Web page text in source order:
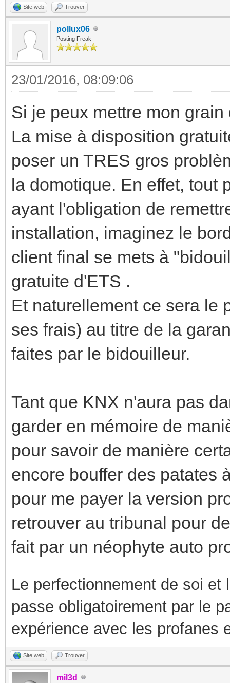
Site web Trouver
pollux06
Posting Freak
23/01/2016, 08:09:06
Si je peux mettre mon grain
La mise à disposition
poser un TRES gros
la domotique. En effet, tout
ayant l'obligation de
installation, imaginez le
client final se mets à
gratuite d'ETS .
Et naturellement ce sera le
ses frais) au titre de la
faites par le bidouilleur.
Tant que KNX n'aura pas
garder en mémoire de
pour savoir de manière
encore bouffer des patates
pour me payer la version
retrouver au tribunal pour
fait par un néophyte auto
Le perfectionnement de soi
passe obligatoirement par le
expérience avec les profanes
Site web Trouver
mil3d